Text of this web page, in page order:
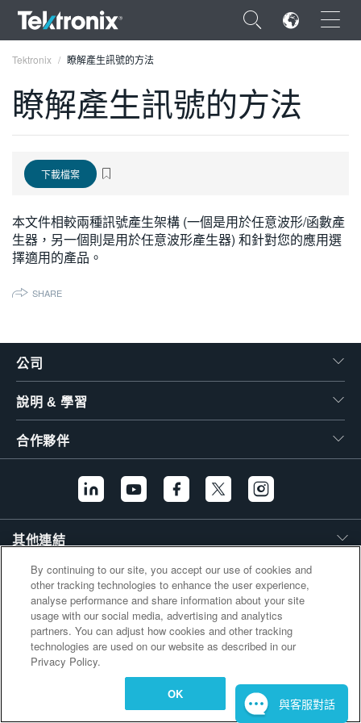
×
ENGLISH
FRANÇAIS
DEUTSCH
VIỆT NAM
한국어
繁體中文
Tektronix 瞭解產生訊號的方法
瞭解產生訊號的方法
下載檔案
本文件相較兩種訊號產生架構 (一個是用於任意波形/函數產
生器，另一個則是用於任意波形產生器) 和針對您的應用選
擇適用的產品。
SHARE
公司
說明 & 學習
合作夥伴
其他連結
By continuing to our site, you accept our use of cookies and
other tracking technologies to enhance the user experience,
analyse performance and share information about your site
usage with our social media, advertising and analytics
partners. You can adjust how cookies and other tracking
technologies are used on our website as described in our
Privacy Policy.
OK
與客服對話